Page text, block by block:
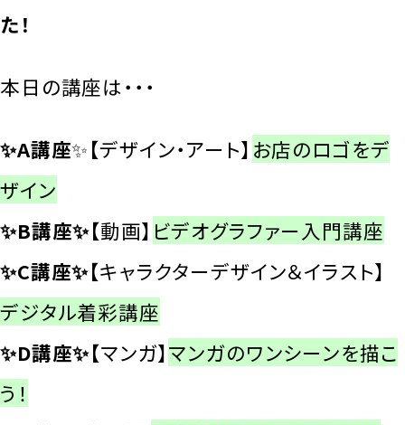
た！
本日の講座は・・・
✨A講座✨【デザイン・アート】 お店のロゴをデ
ザイン
✨B講座✨【動画】 ビデオグラファー入門講座
✨C講座✨【キャラクターデザイン＆イラスト】
デジタル着彩講座
✨D講座✨【マンガ】マンガのワンシーンを描こ
う！